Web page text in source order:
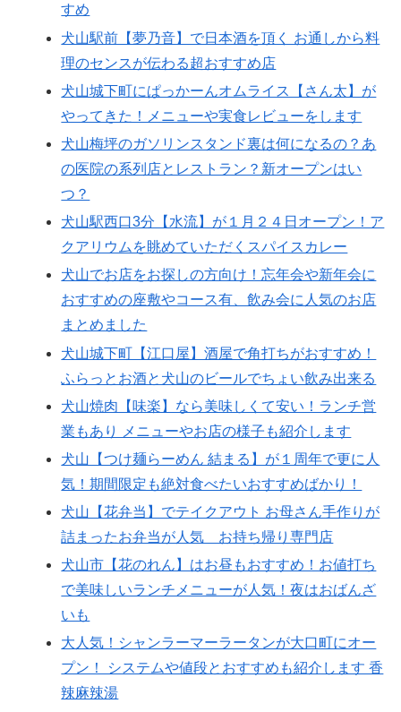
すめ
犬山駅前【夢乃音】で日本酒を頂く お通しから料
理のセンスが伝わる超おすすめ店
犬山城下町にぱっかーんオムライス【さん太】が
やってきた！メニューや実食レビューをします
犬山梅坪のガソリンスタンド裏は何になるの？あ
の医院の系列店とレストラン？新オープンはい
つ？
犬山駅西口3分【水流】が１月２４日オープン！ア
クアリウムを眺めていただくスパイスカレー
犬山でお店をお探しの方向け！忘年会や新年会に
おすすめの座敷やコース有、飲み会に人気のお店
まとめました
犬山城下町【江口屋】酒屋で角打ちがおすすめ！
ふらっとお酒と犬山のビールでちょい飲み出来る
犬山焼肉【味楽】なら美味しくて安い！ランチ営
業もあり メニューやお店の様子も紹介します
犬山【つけ麺らーめん 結まる】が１周年で更に人
気！期間限定も絶対食べたいおすすめばかり！
犬山【花弁当】でテイクアウト お母さん手作りが
詰まったお弁当が人気 お持ち帰り専門店
犬山市【花のれん】はお昼もおすすめ！お値打ち
で美味しいランチメニューが人気！夜はおばんざ
いも
大人気！シャンラーマーラータンが大口町にオー
プン！ システムや値段とおすすめも紹介します 香
辣麻辣湯